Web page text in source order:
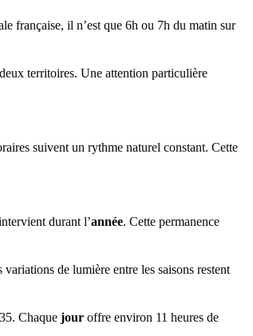
française, il n’est que 6h ou 7h du matin sur
territoires. Une attention particulière
suivent un rythme naturel constant. Cette
durant l’année. Cette permanence
de lumière entre les saisons restent
Chaque jour offre environ 11 heures de